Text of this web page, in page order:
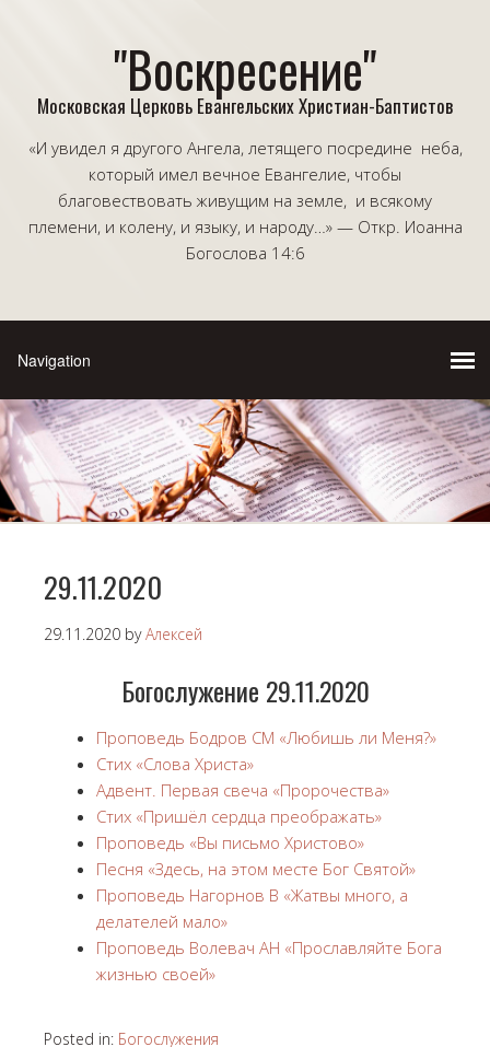
"Воскресение"
Московская Церковь Евангельских Христиан-Баптистов
«И увидел я другого Ангела, летящего посредине неба,
который имел вечное Евангелие, чтобы
благовествовать живущим на земле, и всякому
племени, и колену, и языку, и народу…» — Откр. Иоанна
Богослова 14:6
29.11.2020
29.11.2020 byАлексей
Богослужение 29.11.2020
Проповедь Бодров СМ «Любишь ли Меня?»
Стих «Слова Христа»
Адвент. Первая свеча «Пророчества»
Стих «Пришёл сердца преображать»
Проповедь «Вы письмо Христово»
Песня «Здесь, на этом месте Бог Святой»
Проповедь Нагорнов В «Жатвы много, а
делателей мало»
Проповедь Волевач АН «Прославляйте Бога
жизнью своей»
Posted in: Богослужения